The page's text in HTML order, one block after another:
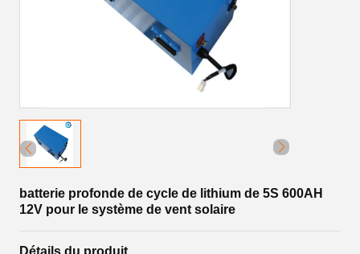
batterie profonde de cycle de lithium de 5S 600AH
12V pour le système de vent solaire
Détails du produit